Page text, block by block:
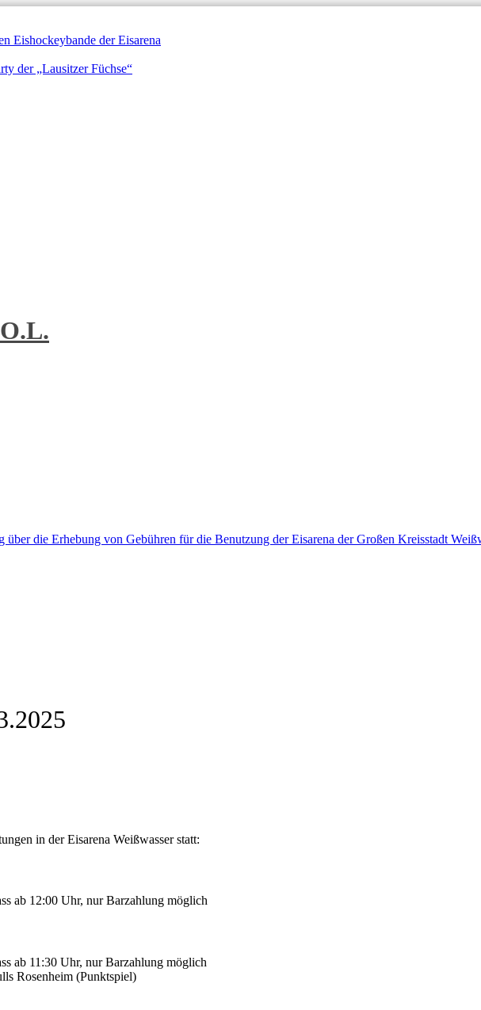
Eishockeybande der Eisarena
der „Lausitzer Füchse“
über die Erhebung von Gebühren für die Benutzung der Eisarena der Großen Kreisstadt
in der Eisarena Weißwasser statt:
ab 12:00 Uhr, nur Barzahlung möglich
ab 11:30 Uhr, nur Barzahlung möglich
Rosenheim (Punktspiel)